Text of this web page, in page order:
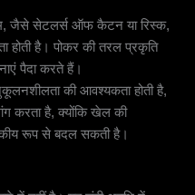
जैसे सेटलर्स ऑफ कैटन या रिस्क,
होती है। पोकर की तरल प्रकृति
पैदा करते हैं।
की आवश्यकता होती है,
करता है, क्योंकि खेल की
रूप से बदल सकती है।